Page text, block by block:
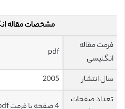
مشخصات مقاله
فرمت مقاله
انگلیسی
pdf
سال انتشار
2005
تعداد صفحات
4 صفحه با فرمت pdf